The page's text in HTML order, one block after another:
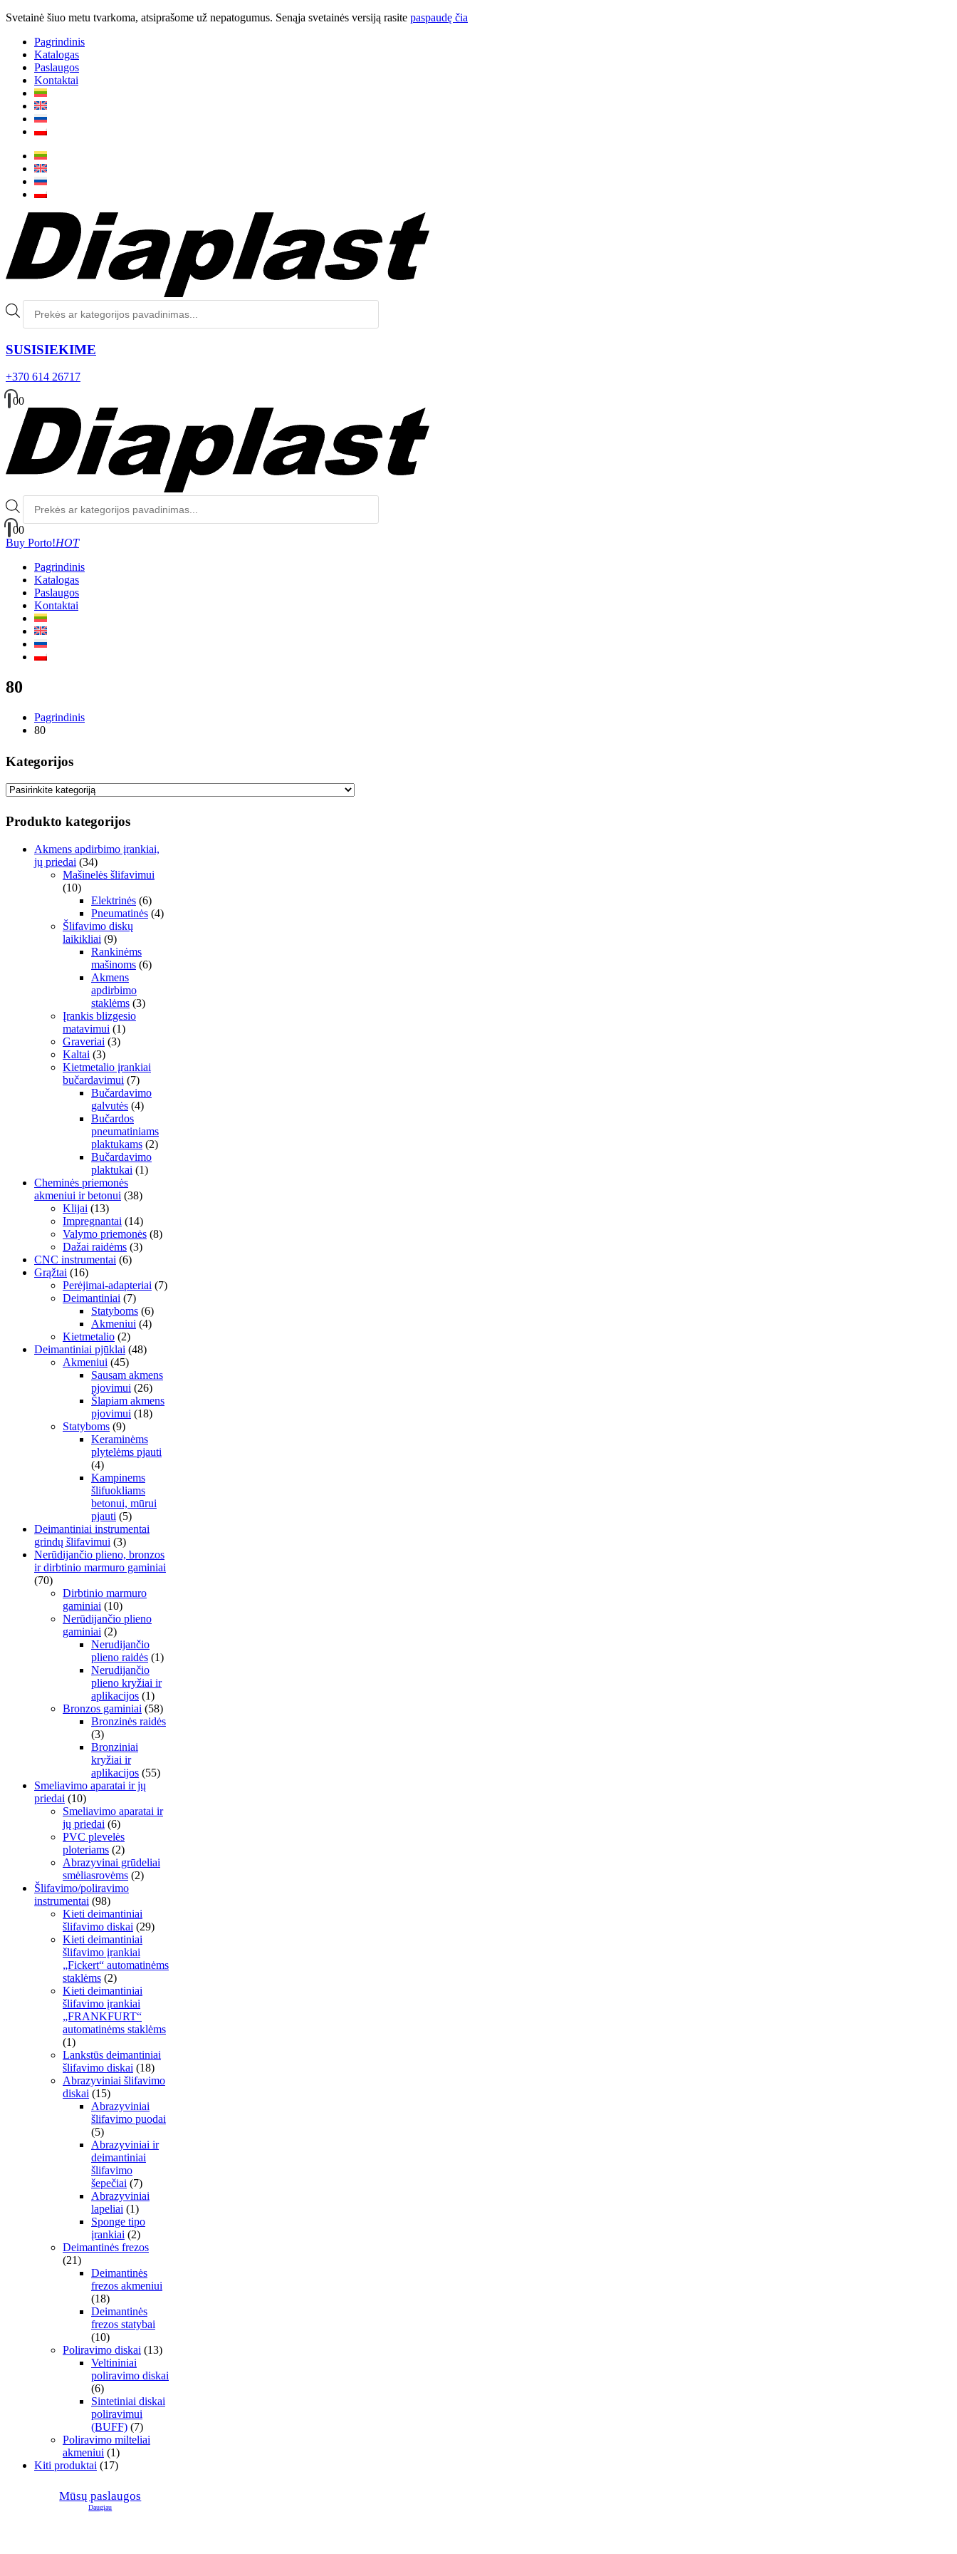
Svetainė šiuo metu tvarkoma, atsiprašome už nepatogumus. Senąja svetainės versiją rasite paspaudę čia
Pagrindinis
Katalogas
Paslaugos
Kontaktai
Produktų
paieška
SUSISIEKIME
+370 614 26717
00
Produktų
paieška
00
Buy Porto!HOT
Pagrindinis
Katalogas
Paslaugos
Kontaktai
80
Pagrindinis
80
Kategorijos
Produkto kategorijos
Akmens apdirbimo įrankiai,
jų priedai (34)
Mašinelės šlifavimui
(10)
Elektrinės (6)
Pneumatinės (4)
Šlifavimo diskų
laikikliai (9)
Rankinėms
mašinoms (6)
Akmens
apdirbimo
staklėms (3)
Įrankis blizgesio
matavimui (1)
Graveriai (3)
Kaltai (3)
Kietmetalio įrankiai
bučardavimui (7)
Bučardavimo
galvutės (4)
Bučardos
pneumatiniams
plaktukams (2)
Bučardavimo
plaktukai (1)
Cheminės priemonės
akmeniui ir betonui (38)
Klijai (13)
Impregnantai (14)
Valymo priemonės (8)
Dažai raidėms (3)
CNC instrumentai (6)
Grąžtai (16)
Perėjimai-adapteriai (7)
Deimantiniai (7)
Statyboms (6)
Akmeniui (4)
Kietmetalio (2)
Deimantiniai pjūklai (48)
Akmeniui (45)
Sausam akmens
pjovimui (26)
Šlapiam akmens
pjovimui (18)
Statyboms (9)
Keraminėms
plytelėms pjauti
(4)
Kampinems
šlifuokliams
betonui, mūrui
pjauti (5)
Deimantiniai instrumentai
grindų šlifavimui (3)
Nerūdijančio plieno, bronzos
ir dirbtinio marmuro gaminiai
(70)
Dirbtinio marmuro
gaminiai (10)
Nerūdijančio plieno
gaminiai (2)
Nerudijančio
plieno raidės (1)
Nerudijančio
plieno kryžiai ir
aplikacijos (1)
Bronzos gaminiai (58)
Bronzinės raidės
(3)
Bronziniai
kryžiai ir
aplikacijos (55)
Smeliavimo aparatai ir jų
priedai (10)
Smeliavimo aparatai ir
jų priedai (6)
PVC plevelės
ploteriams (2)
Abrazyvinai grūdeliai
smėliasrovėms (2)
Šlifavimo/poliravimo
instrumentai (98)
Kieti deimantiniai
šlifavimo diskai (29)
Kieti deimantiniai
šlifavimo įrankiai
„Fickert“ automatinėms
staklėms (2)
Kieti deimantiniai
šlifavimo įrankiai
„FRANKFURT“
automatinėms staklėms
(1)
Lankstūs deimantiniai
šlifavimo diskai (18)
Abrazyviniai šlifavimo
diskai (15)
Abrazyviniai
šlifavimo puodai
(5)
Abrazyviniai ir
deimantiniai
šlifavimo
šepečiai (7)
Abrazyviniai
lapeliai (1)
Sponge tipo
įrankiai (2)
Deimantinės frezos
(21)
Deimantinės
frezos akmeniui
(18)
Deimantinės
frezos statybai
(10)
Poliravimo diskai (13)
Veltininiai
poliravimo diskai
(6)
Sintetiniai diskai
poliravimui
(BUFF) (7)
Poliravimo milteliai
akmeniui (1)
Kiti produktai (17)
Mūsų paslaugos
Daugiau